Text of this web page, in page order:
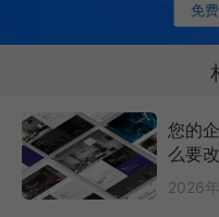
免
您的
么要
2026